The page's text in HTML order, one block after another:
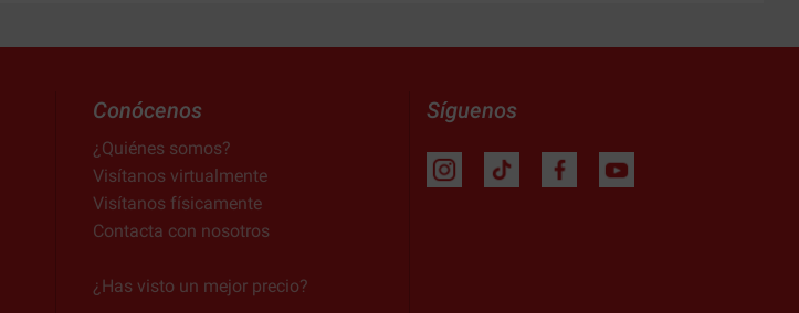
Conócenos
¿Quiénes somos?
Visítanos virtualmente
Visítanos físicamente
Contacta con nosotros
¿Has visto un mejor precio?
Síguenos